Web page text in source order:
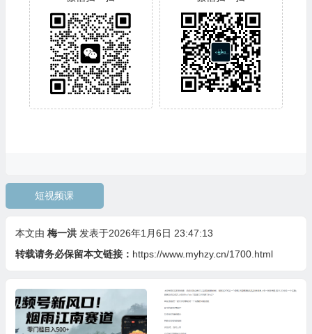
短视频课
本文由 梅一洪 发表于2026年1月6日 23:47:13
转载请务必保留本文链接： https://www.myhzy.cn/1700.html